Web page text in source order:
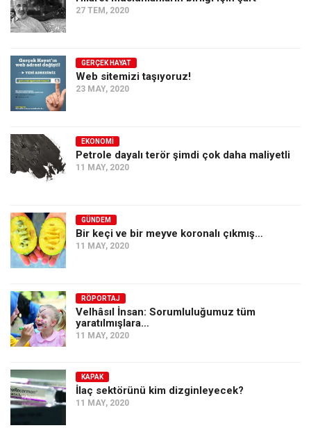
Ekonomi
Manzara
Sağlık
Gıda-Beslenme
Hayat
Türkiye
Siyaset
Avrupa
Asya
İslam Dünyası
Amerika
Avustralya
Düşünce
Dosyalar
27 TEM, 2020
GERÇEK HAYAT
Web sitemizi taşıyoruz!
23 MAY, 2020
EKONOMI
Petrole dayalı terör şimdi çok daha maliyetli
11 MAY, 2020
GÜNDEM
Bir keçi ve bir meyve koronalı çıkmış…
11 MAY, 2020
RÖPORTAJ
Velhâsıl İnsan: Sorumluluğumuz tüm
yaratılmışlara…
11 MAY, 2020
KAPAK
İlaç sektörünü kim dizginleyecek?
11 MAY, 2020